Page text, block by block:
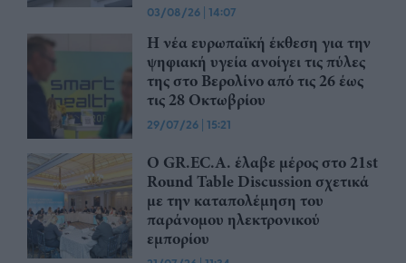
03/08/26 | 14:07
Η νέα ευρωπαϊκή έκθεση για την
ψηφιακή υγεία ανοίγει τις πύλες
της στο Βερολίνο από τις 26 έως
τις 28 Οκτωβρίου
29/07/26 | 15:21
Ο GR.EC.A. έλαβε μέρος στο 21st
Round Table Discussion σχετικά
με την καταπολέμηση του
παράνομου ηλεκτρονικού
εμπορίου